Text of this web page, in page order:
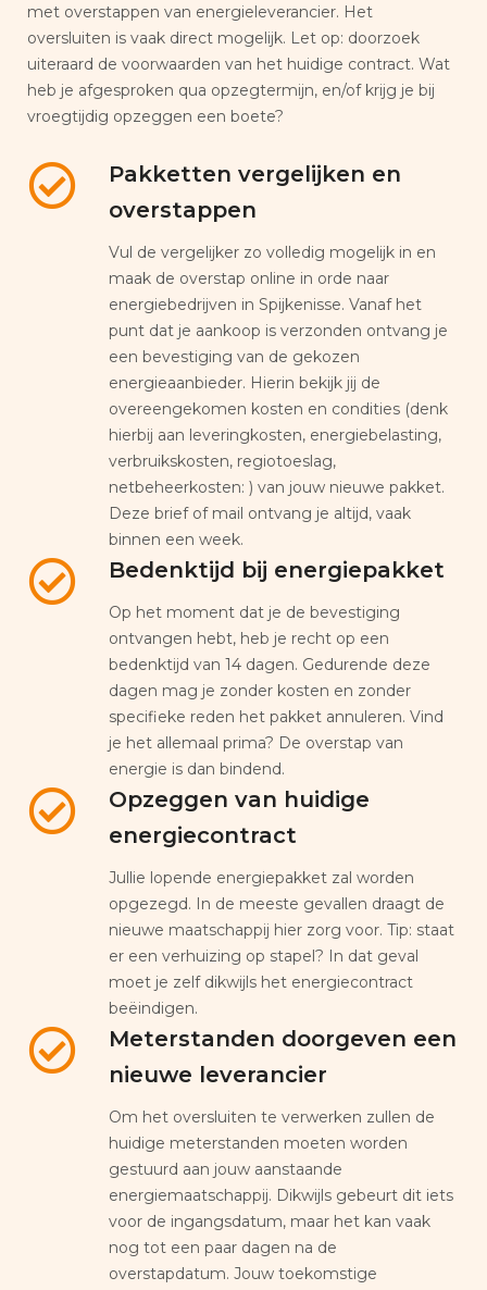
met overstappen van energieleverancier. Het
oversluiten is vaak direct mogelijk. Let op: doorzoek
uiteraard de voorwaarden van het huidige contract. Wat
heb je afgesproken qua opzegtermijn, en/of krijg je bij
vroegtijdig opzeggen een boete?
Pakketten vergelijken en
overstappen
Vul de vergelijker zo volledig mogelijk in en
maak de overstap online in orde naar
energiebedrijven in Spijkenisse. Vanaf het
punt dat je aankoop is verzonden ontvang je
een bevestiging van de gekozen
energieaanbieder. Hierin bekijk jij de
overeengekomen kosten en condities (denk
hierbij aan leveringkosten, energiebelasting,
verbruikskosten, regiotoeslag,
netbeheerkosten: ) van jouw nieuwe pakket.
Deze brief of mail ontvang je altijd, vaak
binnen een week.
Bedenktijd bij energiepakket
Op het moment dat je de bevestiging
ontvangen hebt, heb je recht op een
bedenktijd van 14 dagen. Gedurende deze
dagen mag je zonder kosten en zonder
specifieke reden het pakket annuleren. Vind
je het allemaal prima? De overstap van
energie is dan bindend.
Opzeggen van huidige
energiecontract
Jullie lopende energiepakket zal worden
opgezegd. In de meeste gevallen draagt de
nieuwe maatschappij hier zorg voor. Tip: staat
er een verhuizing op stapel? In dat geval
moet je zelf dikwijls het energiecontract
beëindigen.
Meterstanden doorgeven een
nieuwe leverancier
Om het oversluiten te verwerken zullen de
huidige meterstanden moeten worden
gestuurd aan jouw aanstaande
energiemaatschappij. Dikwijls gebeurt dit iets
voor de ingangsdatum, maar het kan vaak
nog tot een paar dagen na de
overstapdatum. Jouw toekomstige